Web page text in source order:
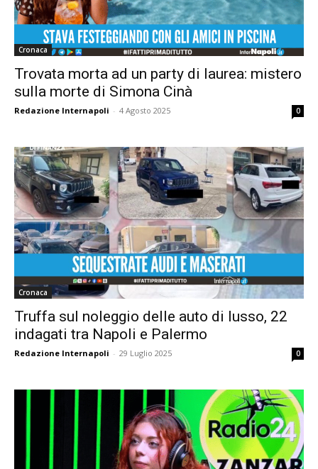
Cronaca
Trovata morta ad un party di laurea: mistero
sulla morte di Simona Cinà
Redazione Internapoli - 4 Agosto 2025 0
Cronaca
Truffa sul noleggio delle auto di lusso, 22
indagati tra Napoli e Palermo
Redazione Internapoli - 29 Luglio 2025 0